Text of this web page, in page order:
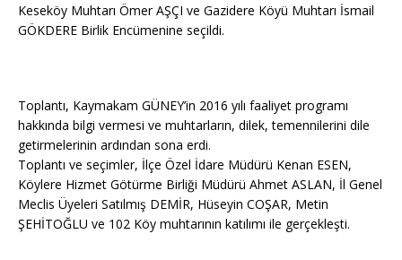
Keseköy Muhtarı Ömer AŞÇI ve Gazidere Köyü Muhtarı İsmail
GÖKDERE Birlik Encümenine seçildi.
Toplantı, Kaymakam GÜNEY’in 2016 yılı faaliyet programı
hakkında bilgi vermesi ve muhtarların, dilek, temennilerini dile
getirmelerinin ardından sona erdi.
Toplantı ve seçimler, İlçe Özel İdare Müdürü Kenan ESEN,
Köylere Hizmet Götürme Birliği Müdürü Ahmet ASLAN, İl Genel
Meclis Üyeleri Satılmış DEMİR, Hüseyin COŞAR, Metin
ŞEHİTOĞLU ve 102 Köy muhtarının katılımı ile gerçekleşti.